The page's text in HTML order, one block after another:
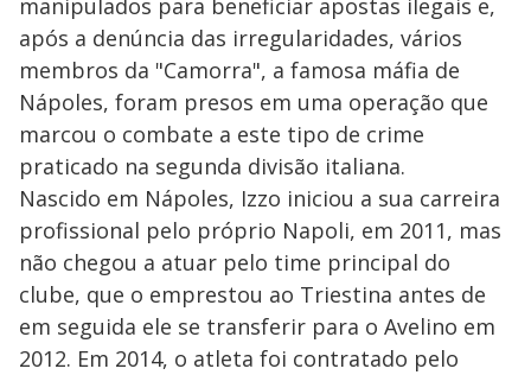
manipulados para beneficiar apostas ilegais e,
após a denúncia das irregularidades, vários
membros da "Camorra", a famosa máfia de
Nápoles, foram presos em uma operação que
marcou o combate a este tipo de crime
praticado na segunda divisão italiana.
Nascido em Nápoles, Izzo iniciou a sua carreira
profissional pelo próprio Napoli, em 2011, mas
não chegou a atuar pelo time principal do
clube, que o emprestou ao Triestina antes de
em seguida ele se transferir para o Avelino em
2012. Em 2014, o atleta foi contratado pelo